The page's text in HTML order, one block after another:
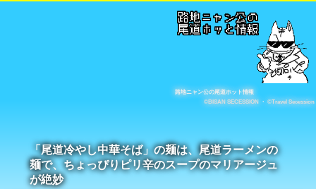
路地ニャン公の尾道ホット情報
©BISAN SECESSION
・ ©Travel Secession
「尾道冷やし中華そば」の麺は、尾道ラーメンの
麺で、ちょっぴりピリ辛のスープのマリアージュ
が絶妙